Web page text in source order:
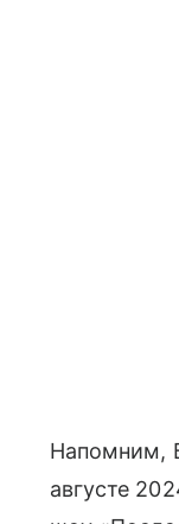
Напомним,
августе